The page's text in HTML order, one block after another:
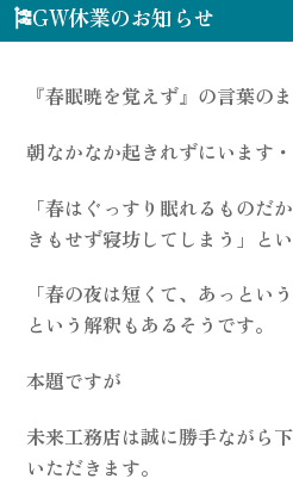
🎏GW休業のお知らせ
『春眠暁を覚えず』の言葉のま
朝なかなか起きれずにいます
「春はぐっすり眠れるものだ
きもせず寝坊してしまう」と
「春の夜は短くて、あっとい
という解釈もあるそうです。
本題ですが
未来工務店は誠に勝手ながら
いただきます。